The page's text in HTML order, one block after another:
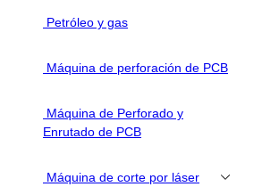
Petróleo y gas
Máquina de perforación de PCB
Máquina de Perforado y
Enrutado de PCB
Máquina de corte por láser